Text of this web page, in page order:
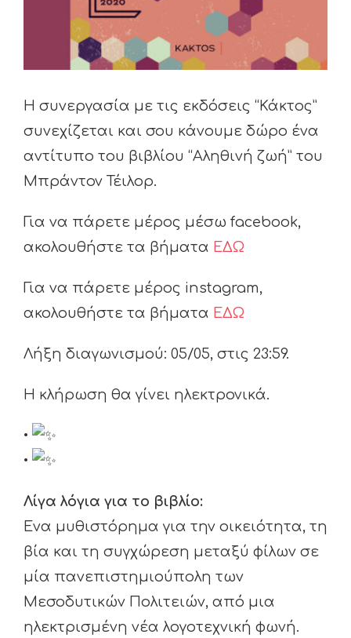
Η συνεργασία με τις εκδόσεις “Κάκτος”
συνεχίζεται και σου κάνουμε δώρο ένα
αντίτυπο του βιβλίου “Αληθινή ζωή” του
Μπράντον Τέιλορ.
Για να πάρετε μέρος μέσω facebook,
ακολουθήστε τα βήματα ΕΔΩ
Για να πάρετε μέρος instagram,
ακολουθήστε τα βήματα ΕΔΩ
Λήξη διαγωνισμού: 05/05, στις 23:59.
Η κλήρωση θα γίνει ηλεκτρονικά.
•
•
Λίγα λόγια για το βιβλίο:
Ενα μυθιστόρημα για την οικειότητα, τη
βία και τη συγχώρεση μεταξύ φίλων σε
μία πανεπιστημιούπολη των
Μεσοδυτικών Πολιτειών, από μια
ηλεκτρισμένη νέα λογοτεχνική φωνή.